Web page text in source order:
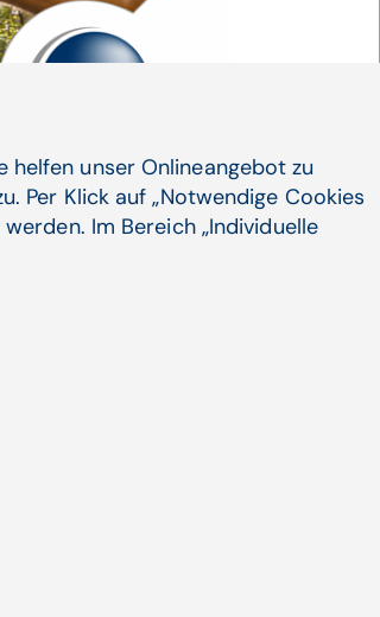
/ sportpoint / CGM
für 2026.
helfen unser Onlineangebot zu
Per Klick auf „Notwendige Cookies
Im Bereich „Individuelle